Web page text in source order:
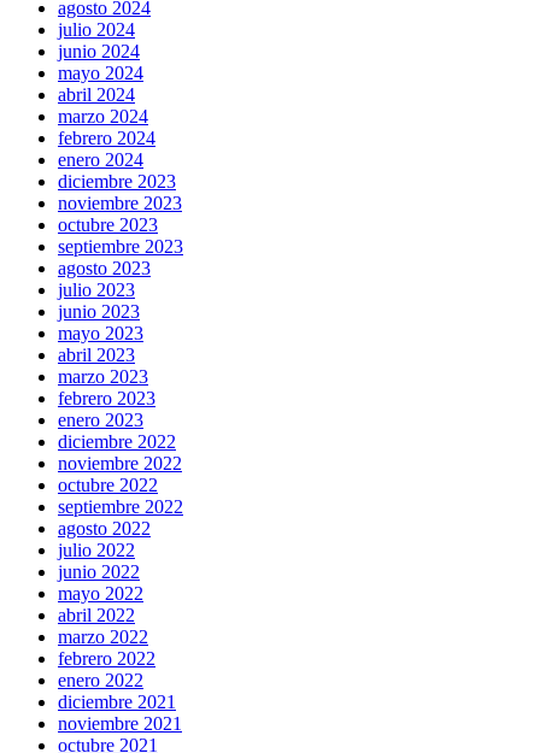
agosto 2024
julio 2024
junio 2024
mayo 2024
abril 2024
marzo 2024
febrero 2024
enero 2024
diciembre 2023
noviembre 2023
octubre 2023
septiembre 2023
agosto 2023
julio 2023
junio 2023
mayo 2023
abril 2023
marzo 2023
febrero 2023
enero 2023
diciembre 2022
noviembre 2022
octubre 2022
septiembre 2022
agosto 2022
julio 2022
junio 2022
mayo 2022
abril 2022
marzo 2022
febrero 2022
enero 2022
diciembre 2021
noviembre 2021
octubre 2021